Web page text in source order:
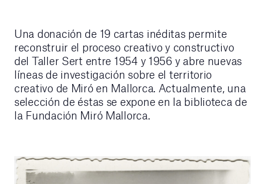
Una donación de 19 cartas inéditas permite
reconstruir el proceso creativo y constructivo
del Taller Sert entre 1954 y 1956 y abre nuevas
líneas de investigación sobre el territorio
creativo de Miró en Mallorca. Actualmente, una
selección de éstas se expone en la biblioteca de
la Fundación Miró Mallorca.